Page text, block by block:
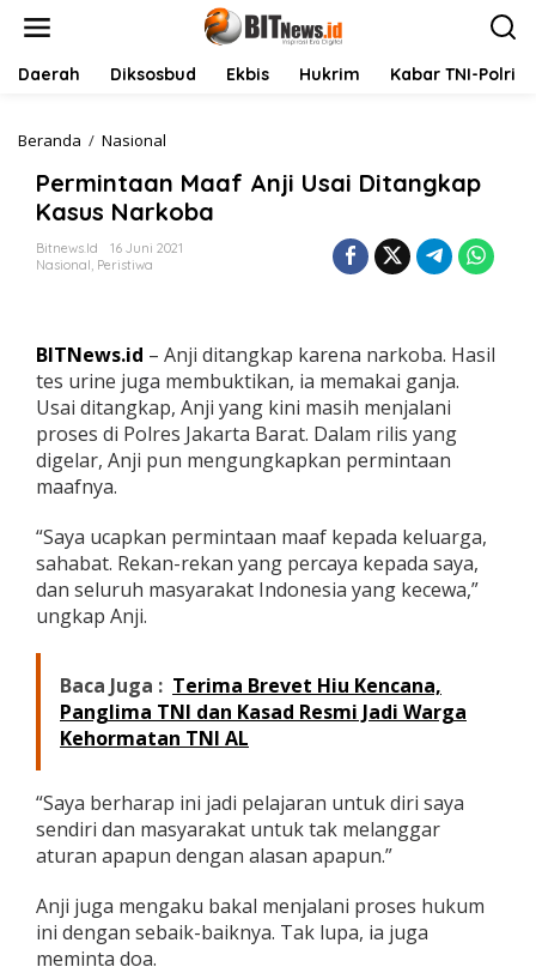
Daerah Diksosbud Ekbis Hukrim Kabar TNI-Polri
Beranda / Nasional
r
m
i
n
M
a
a
f
A
n
U
s
a
i
a
n
g
k
K
a
s
N
a
Permintaan Maaf Anji Usai Ditangkap
Kasus Narkoba
Bitnews.id
16 Juni 2021
Nasional, Peristiwa
BITNews.id – Anji ditangkap karena narkoba. Hasil
tes urine juga membuktikan, ia memakai ganja.
Usai ditangkap, Anji yang kini masih menjalani
proses di Polres Jakarta Barat. Dalam rilis yang
digelar, Anji pun mengungkapkan permintaan
maafnya.
“Saya ucapkan permintaan maaf kepada keluarga,
sahabat. Rekan-rekan yang percaya kepada saya,
dan seluruh masyarakat Indonesia yang kecewa,”
ungkap Anji.
Baca Juga : Terima Brevet Hiu Kencana,
Panglima TNI dan Kasad Resmi Jadi Warga
Kehormatan TNI AL
“Saya berharap ini jadi pelajaran untuk diri saya
sendiri dan masyarakat untuk tak melanggar
aturan apapun dengan alasan apapun.”
Anji juga mengaku bakal menjalani proses hukum
ini dengan sebaik-baiknya. Tak lupa, ia juga
meminta doa.